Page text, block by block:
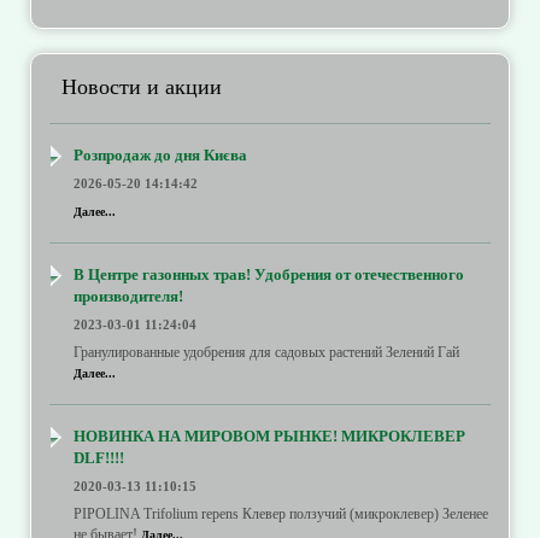
Новости и акции
Розпродаж до дня Києва
2026-05-20 14:14:42
Далее...
В Центре газонных трав! Удобрения от отечественного
производителя!
2023-03-01 11:24:04
Гранулированные удобрения для садовых растений Зелений Гай
Далее...
НОВИНКА НА МИРОВОМ РЫНКЕ! МИКРОКЛЕВЕР
DLF!!!!
2020-03-13 11:10:15
PIPOLINA Trifolium repens Клевер ползучий (микроклевер) Зеленее
не бывает! Далее...